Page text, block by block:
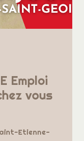
Emploi
vous
Etienne-